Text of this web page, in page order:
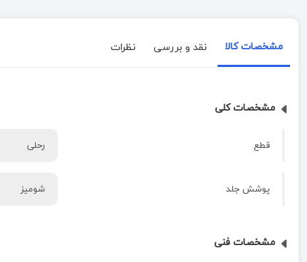
مشخصات کالا نقد و بررسی نظرات
مشخصات کلی
قطع رحلی
پوشش جلد شومیز
مشخصات فنی